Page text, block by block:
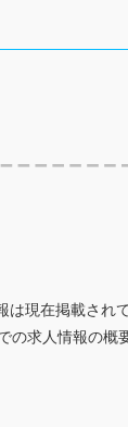
現在掲載され
求人情報の概